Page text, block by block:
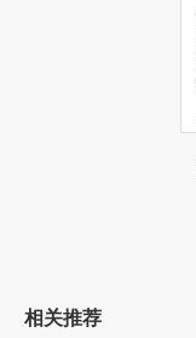
相关推荐